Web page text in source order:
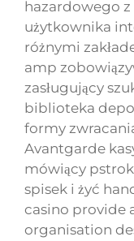
hazardowego
użytkownika
różnymi
amp
zasługujący
biblioteka
formy
Avantgarde
mówiący
spisek i żyć
casino provide
organisation